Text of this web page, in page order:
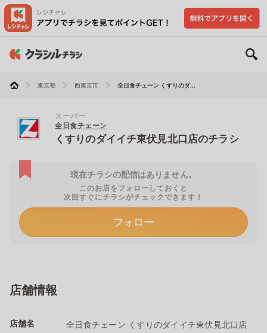
東京都 西東京市 全日食チェーン くすりのダ...
スーパー
全日食チェーン
くすりのダイイチ東伏見北口店のチラシ
現在チラシの配信はありません。
このお店をフォローしておくと
次回すぐにチラシがチェックできます！
フォロー
店舗情報
店舗名 全日食チェーン くすりのダイイチ東伏見北口店